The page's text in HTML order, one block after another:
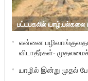
பட்டபகலில்
என்னை
விடாதீர்கள்-
யாழில் இன்று முதல்